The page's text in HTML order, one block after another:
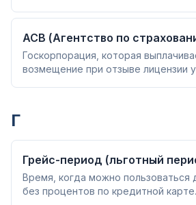
АСВ (Агентство по
Госкорпорация, которая
возмещение при отзыве лицензии у
Г
Грейс-период (льготный
Время, когда можно пользоваться
без процентов по кредитной карте.